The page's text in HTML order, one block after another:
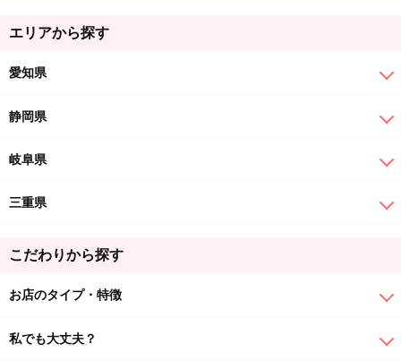
エリアから探す
愛知県
静岡県
岐阜県
三重県
こだわりから探す
お店のタイプ・特徴
私でも大丈夫？